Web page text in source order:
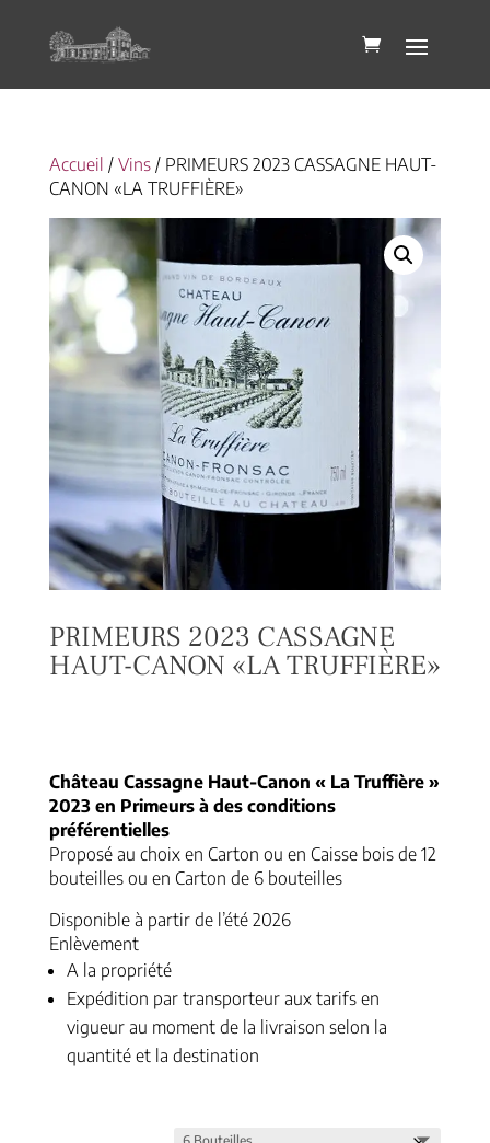
Accueil / Vins/ PRIMEURS 2023 CASSAGNE HAUT-
CANON «LA TRUFFIÈRE»
PRIMEURS 2023 CASSAGNE
HAUT-CANON «LA TRUFFIÈRE»
prix :
20,00 €
à
576,00 €
Château Cassagne Haut-Canon « La Truffière »
2023 en Primeurs à des conditions
préférentielles
Proposé au choix en Carton ou en Caisse bois de 12
bouteilles ou en Carton de 6 bouteilles
Disponible à partir de l’été 2026
Enlèvement
A la propriété
Expédition par transporteur aux tarifs en
vigueur au moment de la livraison selon la
quantité et la destination